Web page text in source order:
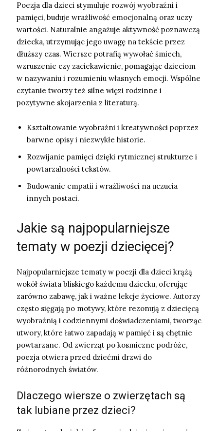
Poezja dla dzieci stymuluje rozwój wyobraźni i
pamięci, buduje wrażliwość emocjonalną oraz uczy
wartości. Naturalnie angażuje aktywność poznawczą
dziecka, utrzymując jego uwagę na tekście przez
dłuższy czas. Wiersze potrafią wywołać śmiech,
wzruszenie czy zaciekawienie, pomagając dzieciom
w nazywaniu i rozumieniu własnych emocji. Wspólne
czytanie tworzy też silne więzi rodzinne i
pozytywne skojarzenia z literaturą.
Kształtowanie wyobraźni i kreatywności poprzez
barwne opisy i niezwykłe historie.
Rozwijanie pamięci dzięki rytmicznej strukturze i
powtarzalności tekstów.
Budowanie empatii i wrażliwości na uczucia
innych postaci.
Jakie są najpopularniejsze
tematy w poezji dziecięcej?
Najpopularniejsze tematy w poezji dla dzieci krążą
wokół świata bliskiego każdemu dziecku, oferując
zarówno zabawę, jak i ważne lekcje życiowe. Autorzy
często sięgają po motywy, które rezonują z dziecięcą
wyobraźnią i codziennymi doświadczeniami, tworząc
utwory, które łatwo zapadają w pamięć i są chętnie
powtarzane. Od zwierząt po kosmiczne podróże,
poezja otwiera przed dziećmi drzwi do
różnorodnych światów.
Dlaczego wiersze o zwierzętach są
tak lubiane przez dzieci?